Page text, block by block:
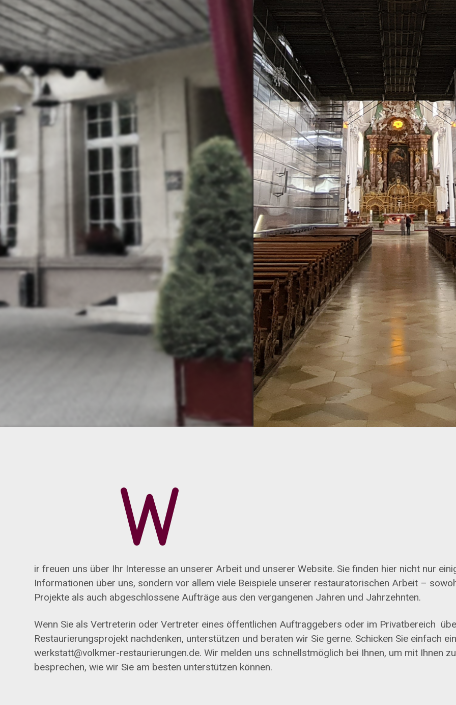
ir freuen uns über Ihr Interesse an unserer Arbeit und unserer Website. Sie finden hier nicht nur
Informationen über uns, sondern vor allem viele Beispiele unserer restauratorischen Arbeit –
Projekte als auch abgeschlossene Aufträge aus den vergangenen Jahren und Jahrzehnten.
Wenn Sie als Vertreterin oder Vertreter eines öffentlichen Auftraggebers oder im Privatbereich
Restaurierungsprojekt nachdenken, unterstützen und beraten wir Sie gerne. Schicken Sie einfach
werkstatt@volkmer-restaurierungen.de. Wir melden uns schnellstmöglich bei Ihnen, um mit Ihnen zu
besprechen, wie wir Sie am besten unterstützen können.